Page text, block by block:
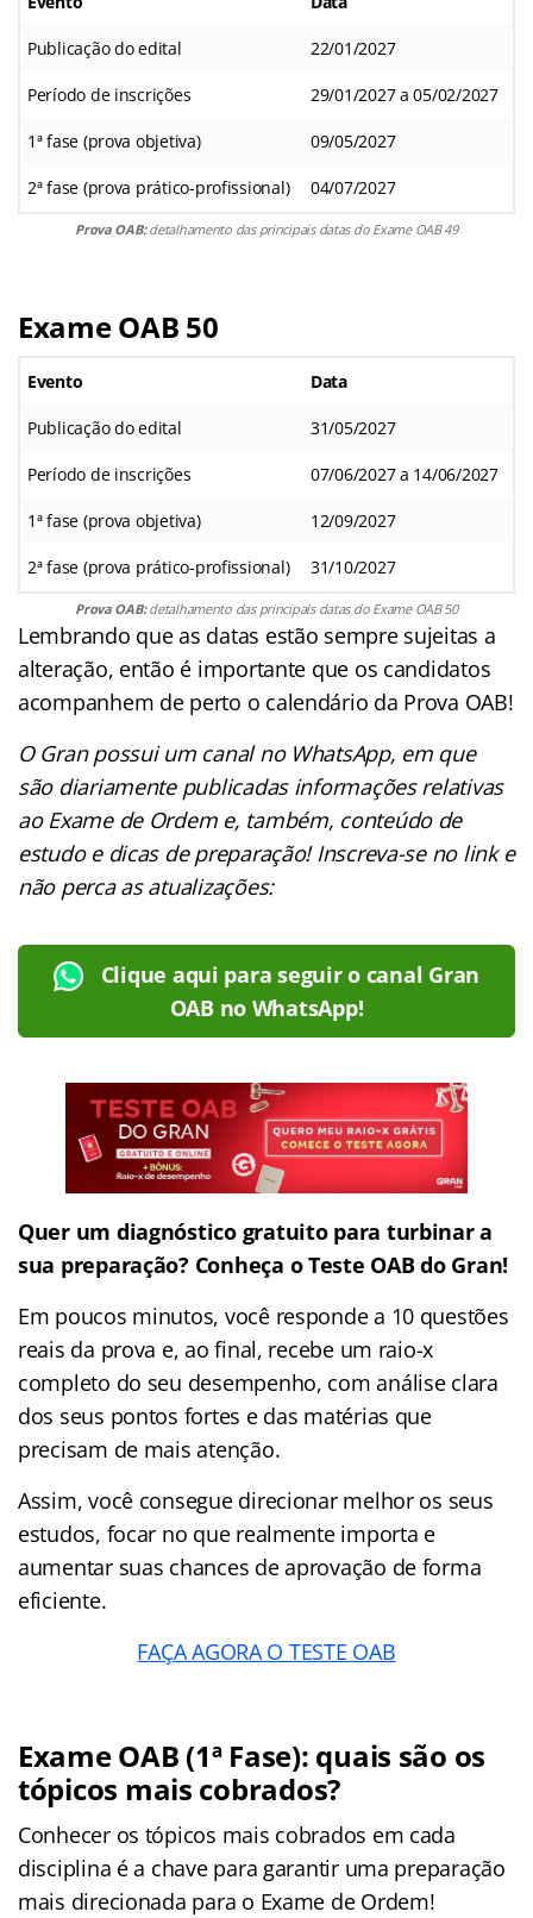
Publicação do edital 22/01/2027
Período de inscrições 29/01/2027 a 05/02/2027
1ª fase (prova objetiva) 09/05/2027
2ª fase (prova prático-profissional) 04/07/2027
Prova OAB:detalhamento das principais datas do Exame OAB 49
Exame OAB 50
Evento Data
Publicação do edital 31/05/2027
Período de inscrições 07/06/2027 a 14/06/2027
1ª fase (prova objetiva) 12/09/2027
2ª fase (prova prático-profissional) 31/10/2027
Prova OAB:detalhamento das principais datas do Exame OAB 50
Lembrando que as datas estão sempre sujeitas a
alteração, então é importante que os candidatos
acompanhem de perto o calendário da Prova OAB!
O Gran possui um canal no WhatsApp, em que
são diariamente publicadas informações relativas
ao Exame de Ordem e, também, conteúdo de
estudo e dicas de preparação! Inscreva-se no link e
não perca as atualizações:
Clique aqui para seguir o canal Gran
OAB no WhatsApp!
Quer um diagnóstico gratuito para turbinar a
sua preparação? Conheça o Teste OAB do Gran!
Em poucos minutos, você responde a 10 questões
reais da prova e, ao final, recebe um raio-x
completo do seu desempenho, com análise clara
dos seus pontos fortes e das matérias que
precisam de mais atenção.
Assim, você consegue direcionar melhor os seus
estudos, focar no que realmente importa e
aumentar suas chances de aprovação de forma
eficiente.
FAÇA AGORA O TESTE OAB
Exame OAB (1ª Fase): quais são os
tópicos mais cobrados?
Conhecer os tópicos mais cobrados em cada
disciplina é a chave para garantir uma preparação
mais direcionada para o Exame de Ordem!